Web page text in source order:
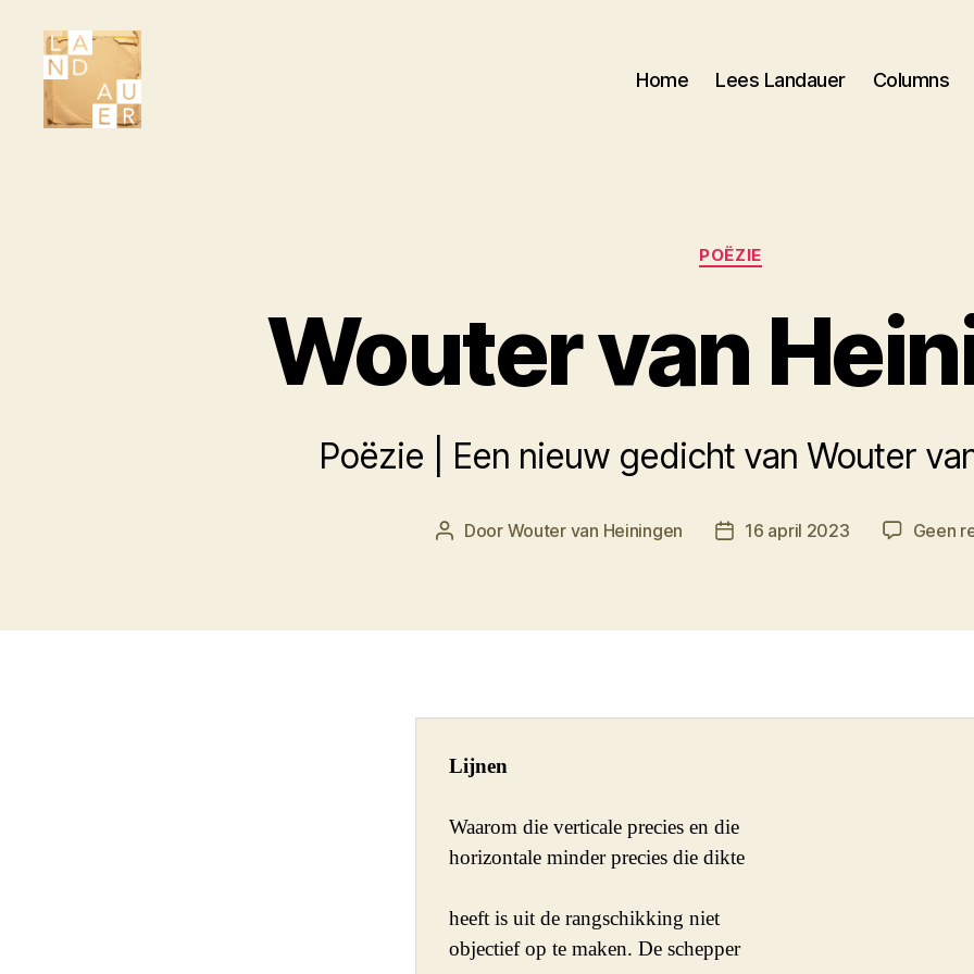
Home Lees Landauer Columns
Categorieën
POËZIE
Wouter van
Poëzie | Een nieuw gedicht van Wouter
Berichtauteur
Door Wouter van Heiningen Berichtdatum
16 april 2023 Geen
Lijnen
Waarom die verticale precies en die
horizontale minder precies die dikte
heeft is uit de rangschikking niet
objectief op te maken. De schepper